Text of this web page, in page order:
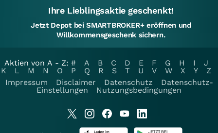
Ihre Lieblingsaktie geschenkt!
Jetzt Depot bei SMARTBROKER+ eröffnen und
Willkommensgeschenk sichern.
Aktien von A - Z: # A B C D E F G H I
J
K
L M N O P Q R S T U V W X Y
Z
Impressum
Disclaimer Datenschutz
Datenschutz-
Einstellungen
Nutzungsbedingungen